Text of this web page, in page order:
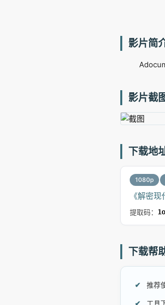
影片简
影片截
下载地
1080p
《解密
提取码：
下载帮
推荐
工具